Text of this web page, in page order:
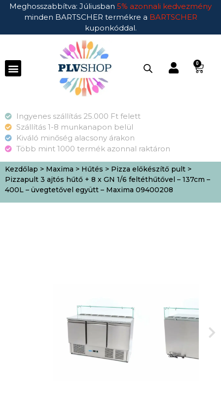
Meghosszabbítva: Júliusban 5% azonnali kedvezmény
minden BARTSCHER termékre a BARTSCHER
kuponkóddal.
0
Ingyenes szállítás 25.000 Ft felett
Szállítás 1-8 munkanapon belül
Kiváló minőség alacsony árakon
Több mint 1000 termék azonnal raktáron
Kezdőlap > Maxima > Hűtés > Pizza előkészítő pult >
Pizzapult 3 ajtós hűtő + 8 x GN 1/6 feltéthűtővel – 137cm –
400L – üvegtetővel együtt – Maxima 09400208